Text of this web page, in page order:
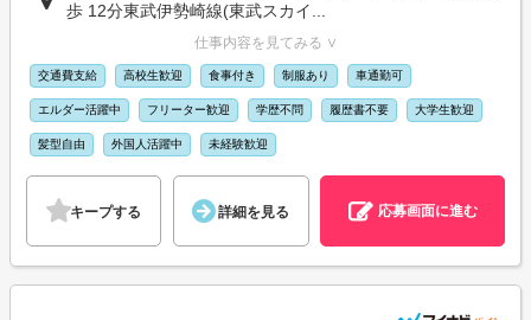
歩 12分東武伊勢崎線(東武スカイ...
仕事内容を見てみる ∨
交通費支給 高校生歓迎 食事付き 制服あり 車通勤可
エルダー活躍中 フリーター歓迎 学歴不問 履歴書不要 大学生歓迎
髪型自由 外国人活躍中 未経験歓迎
キープする 詳細を見る 応募画面に進む